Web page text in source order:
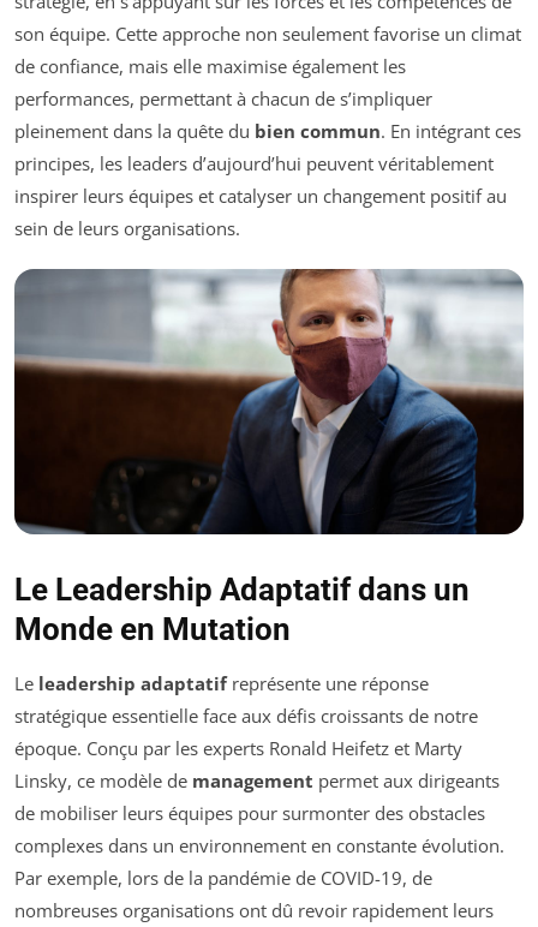
son équipe. Cette approche non seulement favorise un climat
de confiance, mais elle maximise également les
performances, permettant à chacun de s’impliquer
pleinement dans la quête du bien commun. En intégrant ces
principes, les leaders d’aujourd’hui peuvent véritablement
inspirer leurs équipes et catalyser un changement positif au
sein de leurs organisations.
Le Leadership Adaptatif dans un
Monde en Mutation
Le leadership adaptatifreprésente une réponse
stratégique essentielle face aux défis croissants de notre
époque. Conçu par les experts Ronald Heifetz et Marty
Linsky, ce modèle de management permet aux dirigeants
de mobiliser leurs équipes pour surmonter des obstacles
complexes dans un environnement en constante évolution.
Par exemple, lors de la pandémie de COVID-19, de
nombreuses organisations ont dû revoir rapidement leurs